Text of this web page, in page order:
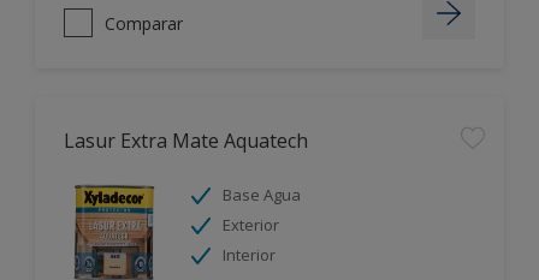
Comparar
Lasur Extra Mate Aquatech
Base Agua
Exterior
Interior